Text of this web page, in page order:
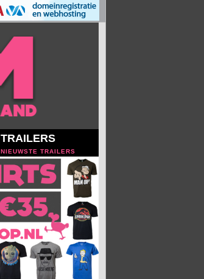
TRAILERS
NIEUWSTE TRAILERS